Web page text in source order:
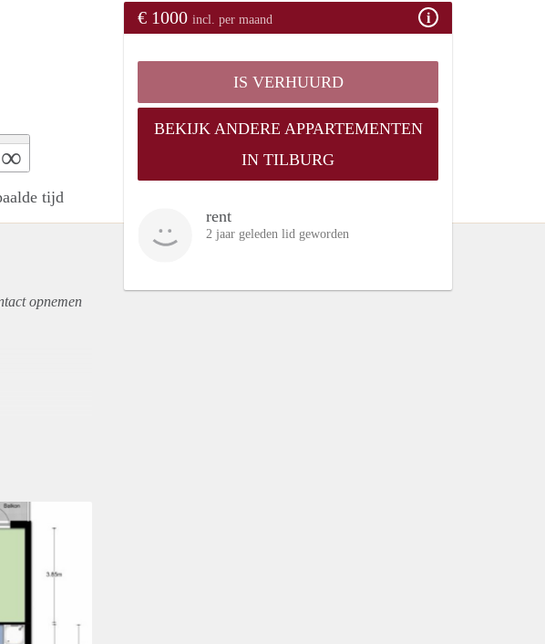
∞
tijd
€ 1000 incl. per maand
IS VERHUURD
BEKIJK ANDERE APPARTEMENTEN
IN TILBURG
rent
2 jaar geleden lid geworden
opnemen